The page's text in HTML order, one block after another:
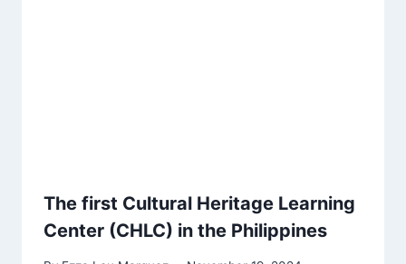
The first Cultural Heritage Learning
Center (CHLC) in the Philippines